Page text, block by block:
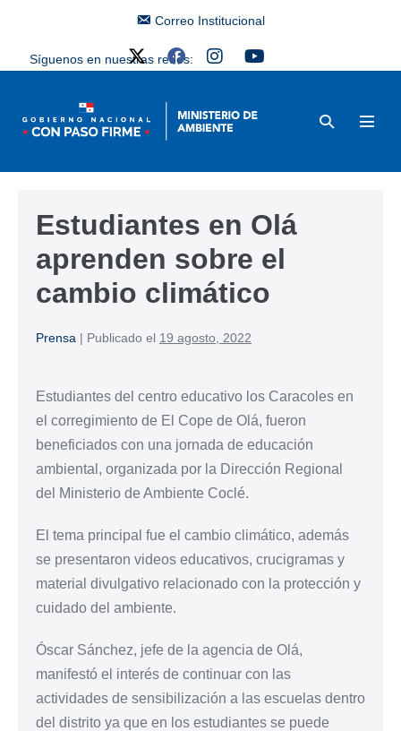
Correo Institucional
Síguenos en nuestras redes:
Estudiantes en Olá
aprenden sobre el
cambio climático
Prensa | Publicado el 19 agosto, 2022
Estudiantes del centro educativo los Caracoles en
el corregimiento de El Cope de Olá, fueron
beneficiados con una jornada de educación
ambiental, organizada por la Dirección Regional
del Ministerio de Ambiente Coclé.
El tema principal fue el cambio climático, además
se presentaron videos educativos, crucigramas y
material divulgativo relacionado con la protección y
cuidado del ambiente.
Óscar Sánchez, jefe de la agencia de Olá,
manifestó el interés de continuar con las
actividades de sensibilización a las escuelas dentro
del distrito ya que en los estudiantes se puede